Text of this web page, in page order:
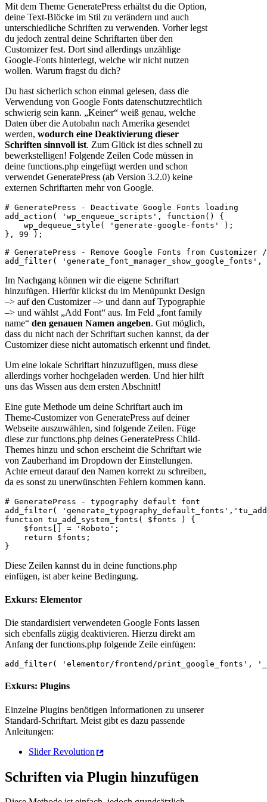
Mit dem Theme GeneratePress erhältst du die Option,
deine Text-Blöcke im Stil zu verändern und auch
unterschiedliche Schriften zu verwenden. Vorher legst
du jedoch zentral deine Schriftarten über den
Customizer fest. Dort sind allerdings unzählige
Google-Fonts hinterlegt, welche wir nicht nutzen
wollen. Warum fragst du dich?
Du hast sicherlich schon einmal gelesen, dass die
Verwendung von Google Fonts datenschutzrechtlich
schwierig sein kann. „Keiner“ weiß genau, welche
Daten über die Autobahn nach Amerika gesendet
werden, wodurch eine Deaktivierung dieser
Schriften sinnvoll ist. Zum Glück ist dies schnell zu
bewerkstelligen! Folgende Zeilen Code müssen in
deine functions.php eingefügt werden und schon
verwendet GeneratePress (ab Version 3.2.0) keine
externen Schriftarten mehr von Google.
# GeneratePress - Deactivate Google Fonts loading
add_action( 'wp_enqueue_scripts', function() {
    wp_dequeue_style( 'generate-google-fonts' );
}, 99 );
# GeneratePress - Remove Google Fonts from
Im Nachgang können wir die eigene Schriftart
hinzufügen. Hierfür klickst du im Menüpunkt Design
–> auf den Customizer –> und dann auf Typographie
–> und wählst „Add Font“ aus. Im Feld „font family
name“ den genauen Namen angeben. Gut möglich,
dass du nicht nach der Schriftart suchen kannst, da der
Customizer diese nicht automatisch erkennt und findet.
Um eine lokale Schriftart hinzuzufügen, muss diese
allerdings vorher hochgeladen werden. Und hier hilft
uns das Wissen aus dem ersten Abschnitt!
Eine gute Methode um deine Schriftart auch im
Theme-Customizer von GeneratePress auf deiner
Webseite auszuwählen, sind folgende Zeilen. Füge
diese zur functions.php deines GeneratePress Child-
Themes hinzu und schon erscheint die Schriftart wie
von Zauberhand im Dropdown der Einstellungen.
Achte erneut darauf den Namen korrekt zu schreiben,
da es sonst zu unerwünschten Fehlern kommen kann.
# GeneratePress - typography default font
add_filter(
function tu_add_system_fonts( $fonts ) {
    $fonts[] = 'Roboto';
    return $fonts;
Diese Zeilen kannst du in deine functions.php
einfügen, ist aber keine Bedingung.
Exkurs: Elementor
Die standardisiert verwendeten Google Fonts lassen
sich ebenfalls zügig deaktivieren. Hierzu direkt am
Anfang der functions.php folgende Zeile einfügen:
Exkurs: Plugins
Einzelne Plugins benötigen Informationen zu unserer
Standard-Schriftart. Meist gibt es dazu passende
Anleitungen:
Slider Revolution
Schriften via Plugin hinzufügen